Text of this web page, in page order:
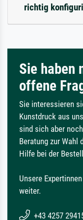
richtig
Sie haben
offene
Sie interessieren
Kunstdruck aus
sind sich aber
Beratung zur Wahl
Hilfe bei der
Unsere
weiter.
+43 4257